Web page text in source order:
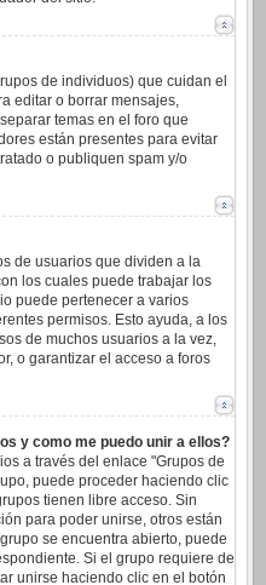
de individuos) que cuidan el
editar o borrar mensajes,
temas en el foro que
están presentes para evitar
o publiquen spam y/o
de usuarios que dividen a la
los cuales puede trabajar los
puede pertenecer a varios
permisos. Esto ayuda, a los
de muchos usuarios a la vez,
o garantizar el acceso a foros
y como me puedo unir a ellos?
a través del enlace "Grupos de
puede proceder haciendo clic
tienen libre acceso. Sin
para poder unirse, otros están
se encuentra abierto, puede
Si el grupo requiere de
unirse haciendo clic en el botón